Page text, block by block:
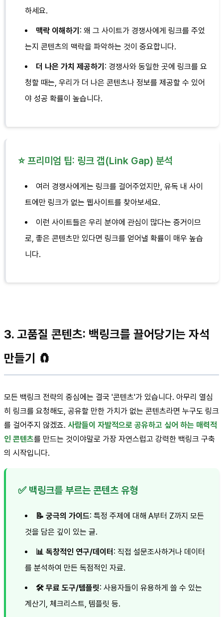
하세요.
맥락 이해하기 : 왜 그 사이트가 경쟁사에게 링크를 주었
는지 콘텐츠의 맥락을 파악하는 것이 중요합니다.
더 나은 가치 제공하기 : 경쟁사와 동일한 곳에 링크를 요
청할 때는, 우리가 더 나은 콘텐츠나 정보를 제공할 수 있어
야 성공 확률이 높습니다.
⭐ 프리미엄 팁: 링크 갭(Link Gap) 분석
여러 경쟁사에게는 링크를 걸어주었지만, 유독 내 사이
트에만 링크가 없는 웹사이트를 찾아보세요.
이런 사이트들은 우리 분야에 관심이 많다는 증거이므
로, 좋은 콘텐츠만 있다면 링크를 얻어낼 확률이 매우 높습
니다.
3. 고품질 콘텐츠: 백링크를 끌어당기는 자석
만들기 🧲
모든 백링크 전략의 중심에는 결국 '콘텐츠'가 있습니다. 아무리 열심
히 링크를 요청해도, 공유할 만한 가치가 없는 콘텐츠라면 누구도 링크
를 걸어주지 않겠죠. 사람들이 자발적으로 공유하고 싶어 하는 매력적
인 콘텐츠를 만드는 것이야말로 가장 자연스럽고 강력한 백링크 구축
의 시작입니다.
✅ 백링크를 부르는 콘텐츠 유형
📝 궁극의 가이드: 특정 주제에 대해 A부터 Z까지 모든
것을 담은 깊이 있는 글.
📊 독창적인 연구/데이터 : 직접 설문조사하거나 데이터
를 분석하여 만든 독점적인 자료.
🛠️ 무료 도구/템플릿: 사용자들이 유용하게 쓸 수 있는
계산기, 체크리스트, 템플릿 등.